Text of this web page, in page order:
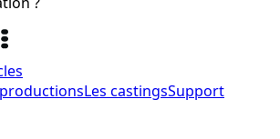
Les castingsSupport